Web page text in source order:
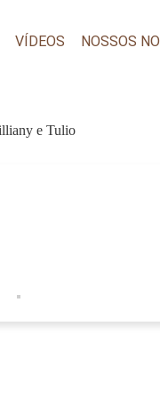
VÍDEOS NOSSOS